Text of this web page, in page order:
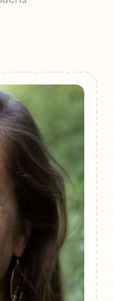
P.
PCC | Ex-
des grands
LANGUES
au
changement